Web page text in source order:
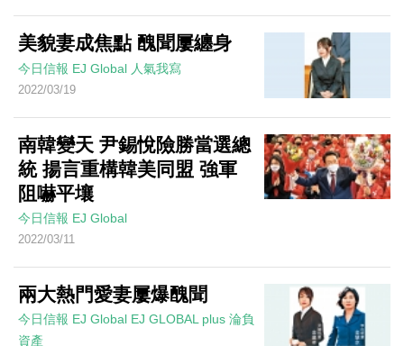
美貌妻成焦點 醜聞屢纏身
今日信報 EJ Global 人氣我寫
2022/03/19
南韓變天 尹錫悅險勝當選總
統 揚言重構韓美同盟 強軍
阻嚇平壤
今日信報 EJ Global
2022/03/11
兩大熱門愛妻屢爆醜聞
今日信報 EJ Global EJ GLOBAL plus 淪負
資產